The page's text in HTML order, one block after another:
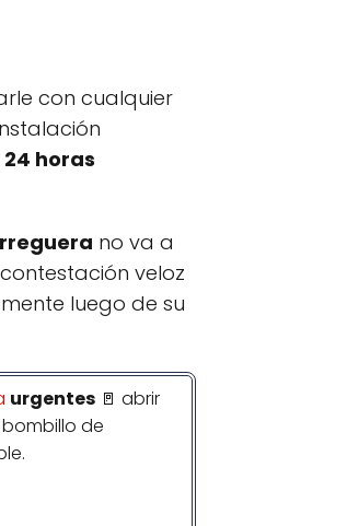
con cualquier
horas
no va a
veloz
luego de su
urgentes 🚪 abrir
de